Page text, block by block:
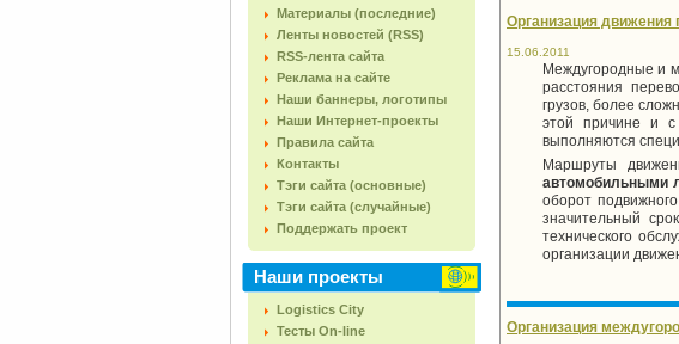
Материалы (последние)
Ленты новостей (RSS)
RSS-лента сайта
Реклама на сайте
Наши баннеры, логотипы
Наши Интернет-проекты
Правила сайта
Контакты
Тэги сайта (основные)
Тэги сайта (случайные)
Поддержать проект
Наши проекты
Logistics City
Тесты On-line
Организация движения
15.06.2011
Междугородные и
расстояния
грузов, более
этой причине и с
выполняются
Маршруты
автомобильными
оборот
значительный
технического
организации
Организация